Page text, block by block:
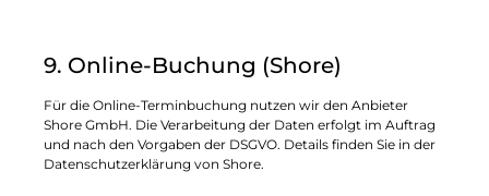
9. Online-Buchung (Shore)
Für die Online-Terminbuchung nutzen wir den Anbieter
Shore GmbH. Die Verarbeitung der Daten erfolgt im Auftrag
und nach den Vorgaben der DSGVO. Details finden Sie in der
Datenschutzerklärung von Shore.